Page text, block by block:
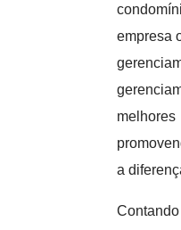
empresa
a